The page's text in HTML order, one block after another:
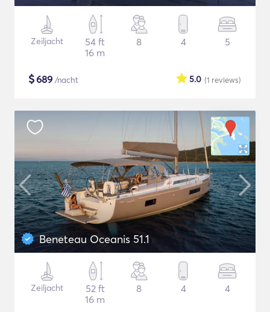
Zeiljacht
54 ft
16 m
8 4 5
$689 /nacht (1 reviews)
5.0
Beneteau Oceanis 51.1
Zeiljacht
52 ft
16 m
8 4 4